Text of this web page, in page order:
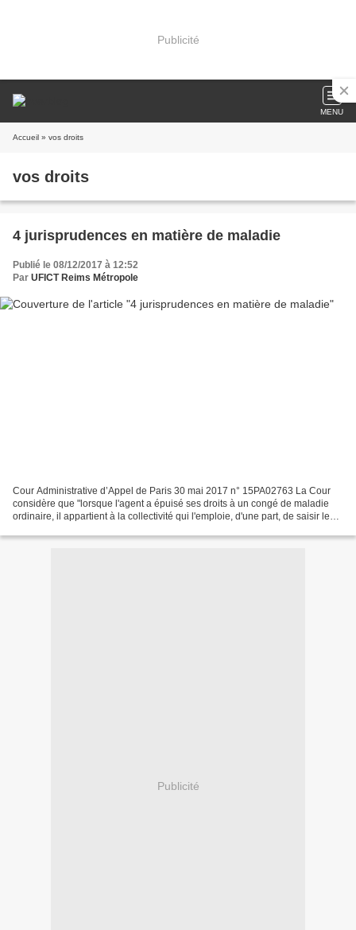
Publicité
MENU
Accueil » vos droits
vos droits
4 jurisprudences en matière de maladie
Publié le 08/12/2017 à 12:52
Par UFICT Reims Métropole
Cour Administrative d’Appel de Paris 30 mai 2017 n° 15PA02763 La Cour
considère que "lorsque l'agent a épuisé ses droits à un congé de maladie
ordinaire, il appartient à la collectivité qui l'emploie, d'une part, de saisir le
Publicité